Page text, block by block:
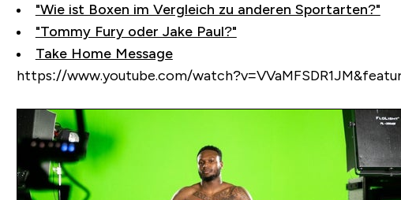
"Wie ist Boxen im Vergleich zu anderen Sportarten?"
"Tommy Fury oder Jake Paul?"
Take Home Message
https://www.youtube.com/